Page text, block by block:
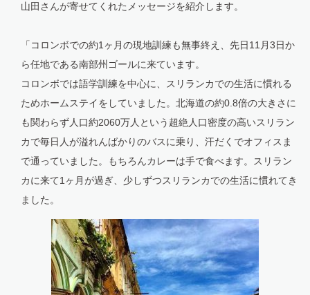
山田さんが寄せてくれたメッセージを紹介します。
「コロンボでの約1ヶ月の現地訓練も無事終え、先日11月3日か
ら任地である南部州ゴールに来ています。
コロンボでは語学訓練を中心に、スリランカでの生活に慣れる
ためホームステイをしていました。北海道の約0.8倍の大きさに
も関わらず人口約2060万人という超絶人口密度の高いスリラン
カで毎日人が溢れんばかりのバスに乗り、汗だくでオフィスま
で通っていました。もちろんカレーは手で食べます。スリラン
カに来て1ヶ月が過ぎ、少しずつスリランカでの生活に慣れてき
ました。